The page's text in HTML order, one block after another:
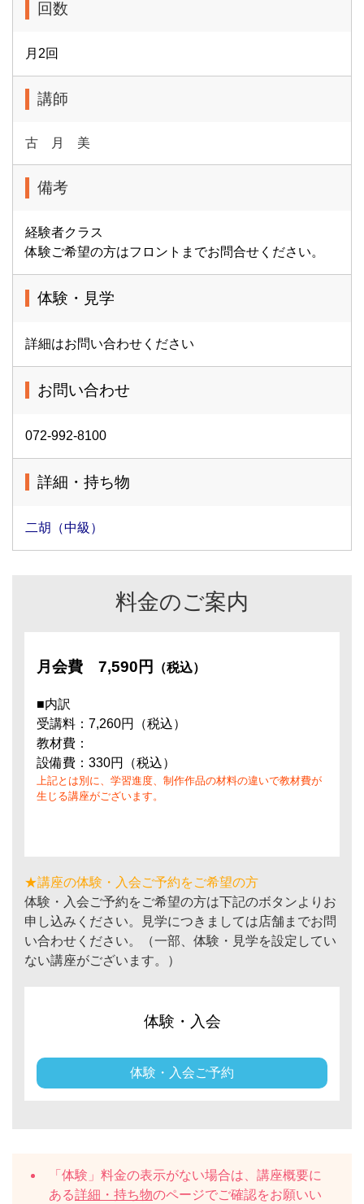
回数
月2回
講師
古 月 美
備考
経験者クラス
体験ご希望の方はフロントまでお問合せください。
体験・見学
詳細はお問い合わせください
お問い合わせ
072-992-8100
詳細・持ち物
二胡（中級）
料金のご案内
月会費 7,590円 （税込）
■内訳
受講料：7,260円（税込）
教材費：
設備費：330円（税込）
上記とは別に、学習進度、制作作品の材料の違いで教材費が
生じる講座がございます。
★講座の体験・入会ご予約をご希望の方
体験・入会ご予約をご希望の方は下記のボタンよりお
申し込みください。見学につきましては店舗までお問
い合わせください。（一部、体験・見学を設定してい
ない講座がございます。）
体験・入会
体験・入会ご予約
「体験」料金の表示がない場合は、講座概要に
ある詳細・持ち物のページでご確認をお願いい